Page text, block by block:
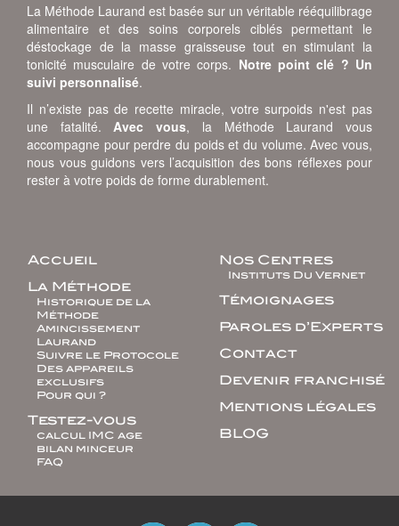
La Méthode Laurand est basée sur un véritable rééquilibrage
alimentaire et des soins corporels ciblés permettant le
déstockage de la masse graisseuse tout en stimulant la
tonicité musculaire de votre corps. Notre point clé ? Un
suivi personnalisé.
Il n’existe pas de recette miracle, votre surpoids n'est pas
une fatalité. Avec vous, la Méthode Laurand vous
accompagne pour perdre du poids et du volume. Avec vous,
nous vous guidons vers l’acquisition des bons réflexes pour
rester à votre poids de forme durablement.
Accueil
La Méthode
Historique de la
Méthode
Amincissement
Laurand
Suivre le Protocole
Des appareils
exclusifs
Pour qui ?
Testez-vous
calcul IMC age
bilan minceur
FAQ
Nos Centres
Instituts Du Vernet
Témoignages
Paroles d’Experts
Contact
Devenir franchisé
Mentions légales
BLOG